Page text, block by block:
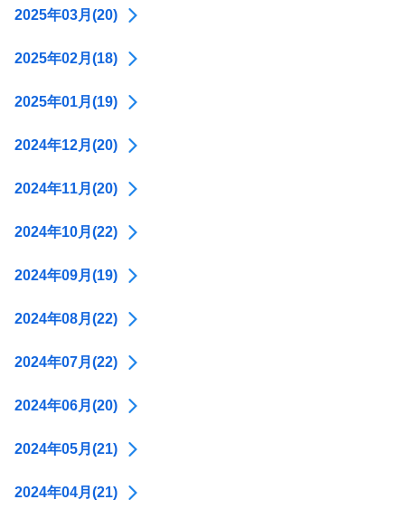
2025年03月(20)
2025年02月(18)
2025年01月(19)
2024年12月(20)
2024年11月(20)
2024年10月(22)
2024年09月(19)
2024年08月(22)
2024年07月(22)
2024年06月(20)
2024年05月(21)
2024年04月(21)